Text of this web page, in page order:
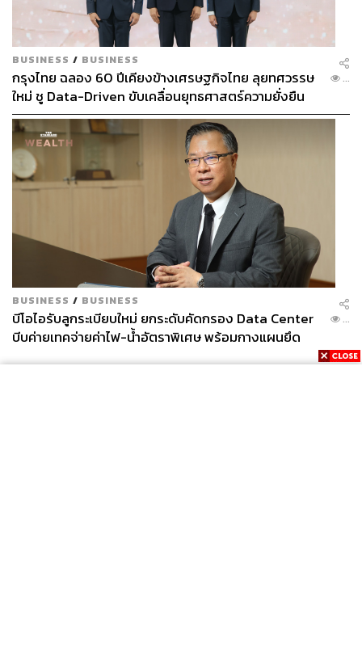
BUSINESS / BUSINESS
กรุงไทย ฉลอง 60 ปีเคียงข้างเศรษฐกิจไทย ลุยทศวรรษ
ใหม่ ชู Data-Driven ขับเคลื่อนยุทธศาสตร์ความยั่งยืน
...
BUSINESS / BUSINESS
บีโอไอรับลูกระเบียบใหม่ ยกระดับคัดกรอง Data Center
บีบค่ายเทคจ่ายค่าไฟ-น้ำอัตราพิเศษ พร้อมกางแผนยึด
...